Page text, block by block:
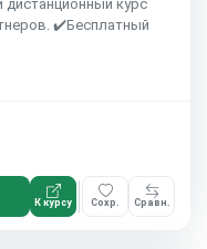
дистанционный курс
✔️Бесплатный
К курсу Сохр. Сравн.